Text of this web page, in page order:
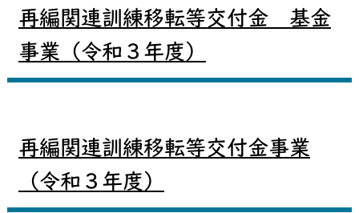
再編関連訓練移転等交付金 基金
事業（令和３年度）
再編関連訓練移転等交付金事業
（令和３年度）